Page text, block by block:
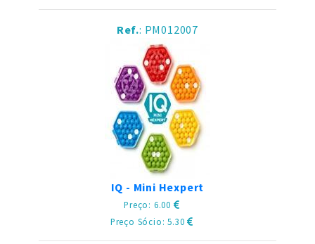
Ref.: PM012007
IQ - Mini Hexpert
Preço: 6.00
Preço Sócio: 5.30